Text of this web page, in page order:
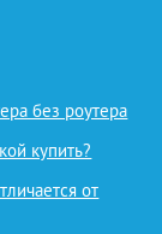
без роутера
купить?
от